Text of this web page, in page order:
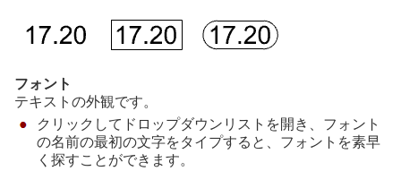
フォント
テキストの外観です。
クリックしてドロップダウンリストを開き、フォント
の名前の最初の文字をタイプすると、フォントを素早
く探すことができます。